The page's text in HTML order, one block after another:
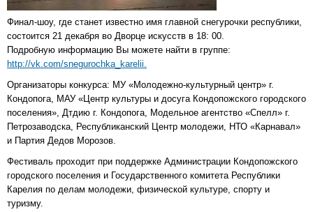
Финал-шоу, где станет известно имя главной снегурочки республики,
состоится 21 декабря во Дворце искусств в 18: 00.
Подробную информацию Вы можете найти в группе:
http://vk.com/snegurochka_karelii.
Организаторы конкурса: МУ «Молодежно-культурный центр» г.
Кондопога, МАУ «Центр культуры и досуга Кондопожского городского
поселения», Дтдию г. Кондопога, Модельное агентство «Спелл» г.
Петрозаводска, Республиканский Центр молодежи, НТО «Карнавал»
и Партия Дедов Морозов.
Фестиваль проходит при поддержке Администрации Кондопожского
городского поселения и Государственного комитета Республики
Карелия по делам молодежи, физической культуре, спорту и
туризму.